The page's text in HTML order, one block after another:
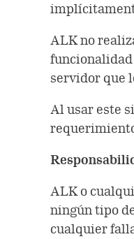
ALK no
servidor que
Al usar este
ALK o
ningún tipo
cualquier